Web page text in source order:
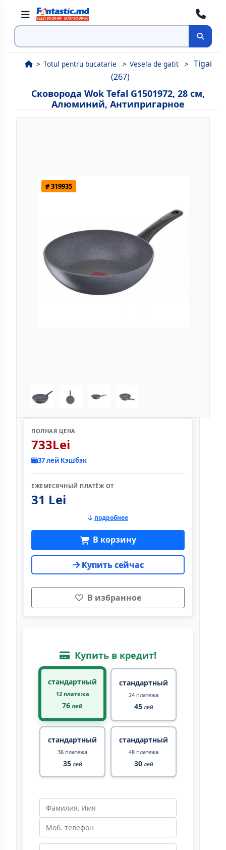
Поиск
Totul pentru bucatarie Vesela de gatit
Tigai
(267)
Сковорода Wok Tefal G1501972, 28 см,
Алюминий, Антипригарное
# 319935
ПОЛНАЯ ЦЕНА
733Lei
37 лей Кэшбэк
ЕЖЕМЕСЯЧНЫЙ ПЛАТЁЖ ОТ
31 Lei
подробнее
В корзину
Купить сейчас
В избранное
Купить в кредит!
стандартный
12 платежа
76 лей
стандартный
24 платежа
45лей
стандартный
36 платежа
35лей
стандартный
48 платежа
30лей